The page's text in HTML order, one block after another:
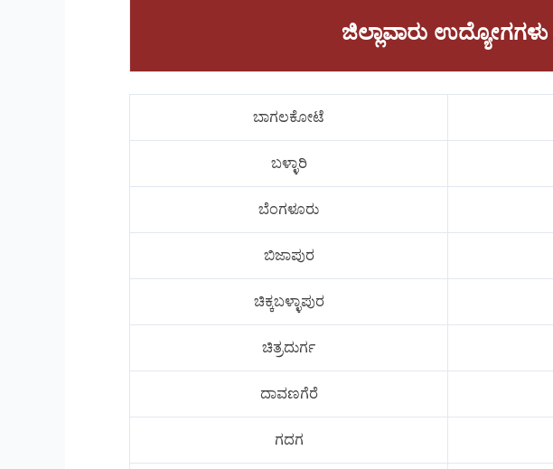
ಜಿಲ್ಲಾವಾರು ಉದ್ಯೋಗಗಳು
ಬಾಗಲಕೋಟೆ
ಬಳ್ಳಾರಿ
ಬೆಂಗಳೂರು
ಬಿಜಾಪುರ
ಚಿಕ್ಕಬಳ್ಳಾಪುರ
ಚಿತ್ರದುರ್ಗ
ದಾವಣಗೆರೆ
ಗದಗ